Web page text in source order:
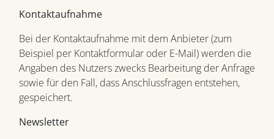
Kontaktaufnahme
Bei der Kontaktaufnahme mit dem Anbieter (zum
Beispiel per Kontaktformular oder E-Mail) werden die
Angaben des Nutzers zwecks Bearbeitung der Anfrage
sowie für den Fall, dass Anschlussfragen entstehen,
gespeichert.
Newsletter